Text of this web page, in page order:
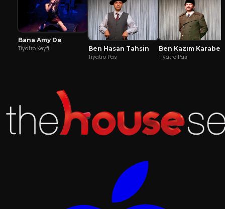
Bana Amy De
Tiyatro Keyfi
Ben Hasan Tahsin
Tiyatro Pas
Tiyatro Pas